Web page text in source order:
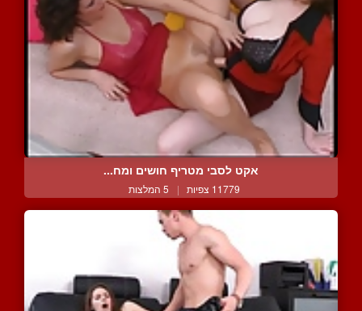
אקט לסבי מטריף חושים ומח...
11779 צפיות | 5 המלצות